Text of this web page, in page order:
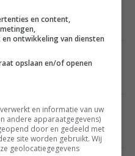
alles wat je moet weten
Core-processors
Android-tablets met
en content,
ontwikkeling van diensten
opslaan en/of openen
en informatie van uw
andere apparaatgegevens)
door en gedeeld met
site worden gebruikt. Wij
geolocatiegegevens